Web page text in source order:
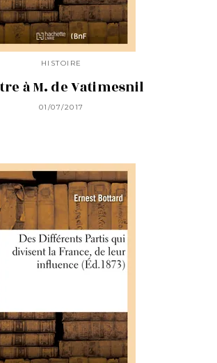
HISTOIRE
à M. de Vatimesnil
01/07/2017